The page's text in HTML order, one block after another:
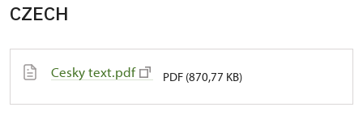
CZECH
Cesky text.pdf PDF (870,77 KB)